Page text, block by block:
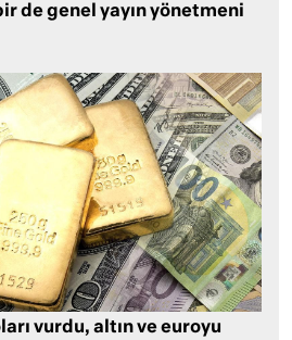
de genel yayın yönetmeni
vurdu, altın ve euroyu